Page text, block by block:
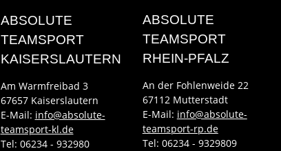
ABSOLUTE
TEAMSPORT
KAISERSLAUTERN
Am Warmfreibad 3
67657 Kaiserslautern
E-Mail: info@absolute-
teamsport-kl.de
Tel: 06234 - 932980
ABSOLUTE
TEAMSPORT
RHEIN-PFALZ
An der Fohlenweide 22
67112 Mutterstadt
E-Mail: info@absolute-
teamsport-rp.de
Tel: 06234 - 9329809